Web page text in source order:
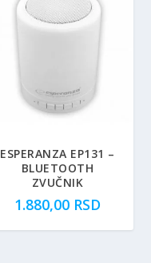
ESPERANZA EP131 –
BLUETOOTH
ZVUČNIK
1.880,00 RSD